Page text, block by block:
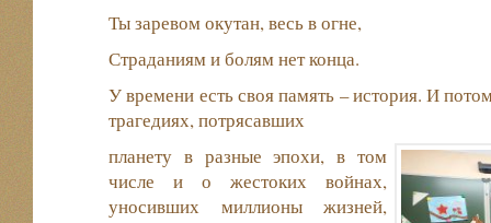
Ты заревом окутан, весь в огне,
Страданиям и болям нет конца.
У времени есть своя память – история. И
трагедиях, потрясавших
планету в разные эпохи, в том
числе и о жестоких войнах,
уносивших миллионы жизней,